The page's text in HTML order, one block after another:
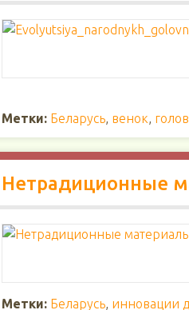
Метки: Беларусь, венок,
Нетрадиционные
Метки: Беларусь, инновации